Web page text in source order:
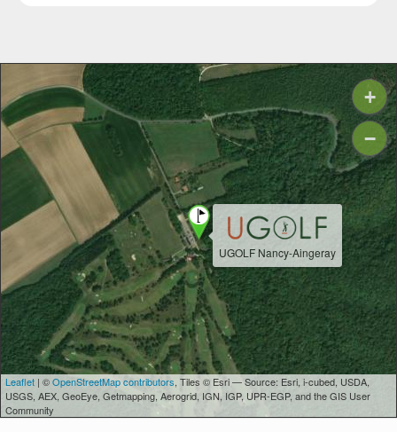
UGOLF Nancy-Aingeray
+
−
Leaflet | ©OpenStreetMap contributors, Tiles © Esri — Source: Esri, i-cubed, USDA,
USGS, AEX, GeoEye, Getmapping, Aerogrid, IGN, IGP, UPR-EGP, and the GIS User
Community